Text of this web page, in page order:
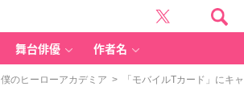
舞台俳優 作者名
僕のヒーローアカデミア > 「モバイルTカード」にキ